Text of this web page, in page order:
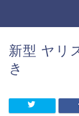
新型 ヤリ
き